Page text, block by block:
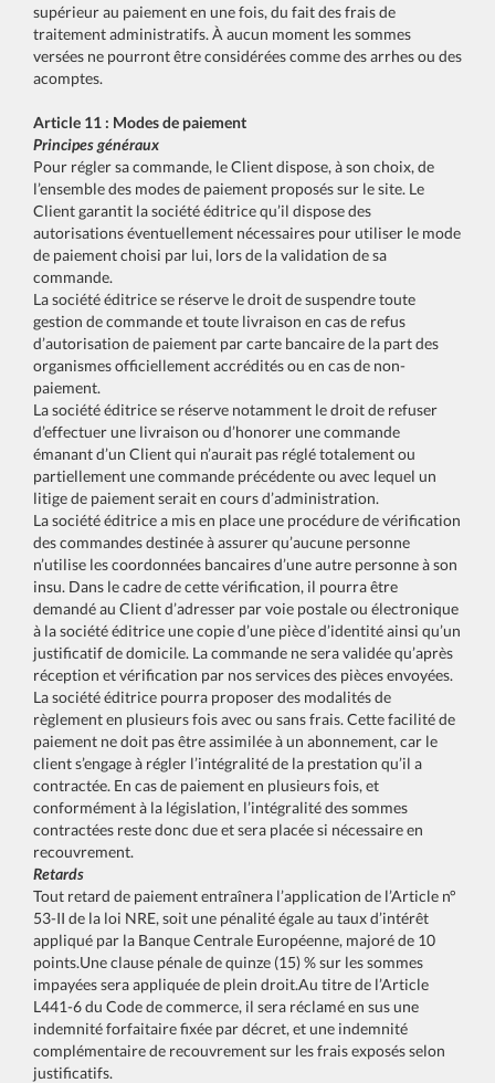
supérieur au paiement en une fois, du fait des frais de
traitement administratifs. À aucun moment les sommes
versées ne pourront être considérées comme des arrhes ou des
acomptes.
Article 11 : Modes de paiement
Principes généraux
Pour régler sa commande, le Client dispose, à son choix, de
l’ensemble des modes de paiement proposés sur le site. Le
Client garantit la société éditrice qu’il dispose des
autorisations éventuellement nécessaires pour utiliser le mode
de paiement choisi par lui, lors de la validation de sa
commande.
La société éditrice se réserve le droit de suspendre toute
gestion de commande et toute livraison en cas de refus
d’autorisation de paiement par carte bancaire de la part des
organismes officiellement accrédités ou en cas de non-
paiement.
La société éditrice se réserve notamment le droit de refuser
d’effectuer une livraison ou d’honorer une commande
émanant d’un Client qui n’aurait pas réglé totalement ou
partiellement une commande précédente ou avec lequel un
litige de paiement serait en cours d’administration.
La société éditrice a mis en place une procédure de vérification
des commandes destinée à assurer qu’aucune personne
n’utilise les coordonnées bancaires d’une autre personne à son
insu. Dans le cadre de cette vérification, il pourra être
demandé au Client d’adresser par voie postale ou électronique
à la société éditrice une copie d’une pièce d’identité ainsi qu’un
justificatif de domicile. La commande ne sera validée qu’après
réception et vérification par nos services des pièces envoyées.
La société éditrice pourra proposer des modalités de
règlement en plusieurs fois avec ou sans frais. Cette facilité de
paiement ne doit pas être assimilée à un abonnement, car le
client s’engage à régler l’intégralité de la prestation qu’il a
contractée. En cas de paiement en plusieurs fois, et
conformément à la législation, l’intégralité des sommes
contractées reste donc due et sera placée si nécessaire en
recouvrement.
Retards
Tout retard de paiement entraînera l’application de l’Article n°
53-II de la loi NRE, soit une pénalité égale au taux d’intérêt
appliqué par la Banque Centrale Européenne, majoré de 10
points.Une clause pénale de quinze (15) % sur les sommes
impayées sera appliquée de plein droit.Au titre de l’Article
L441-6 du Code de commerce, il sera réclamé en sus une
indemnité forfaitaire fixée par décret, et une indemnité
complémentaire de recouvrement sur les frais exposés selon
justificatifs.